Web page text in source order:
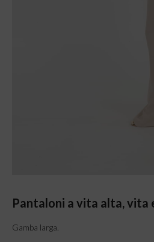
Pantaloni a vita alta, vita
Gamba larga.